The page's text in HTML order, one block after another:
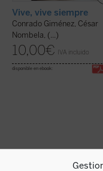
Vive, vive siempre
Conrado Giménez, César
Nombela, (...)
10,00€ IVA incluido
disponible en ebook: